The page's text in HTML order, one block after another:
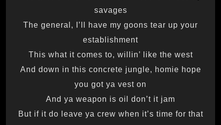
savages
The general, I’ll have my goons tear up your
establishment
This what it comes to, willin’ like the west
And down in this concrete jungle, homie hope
you got ya vest on
And ya weapon is oil don’t it jam
But if it do leave ya crew when it’s time for that